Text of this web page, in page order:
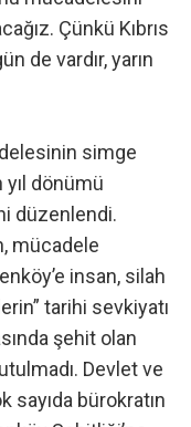
Çünkü Kıbrıs
de vardır, yarın
simge
yıl dönümü
düzenlendi.
mücadele
insan, silah
tarihi sevkiyatı
şehit olan
Devlet ve
sayıda bürokratın